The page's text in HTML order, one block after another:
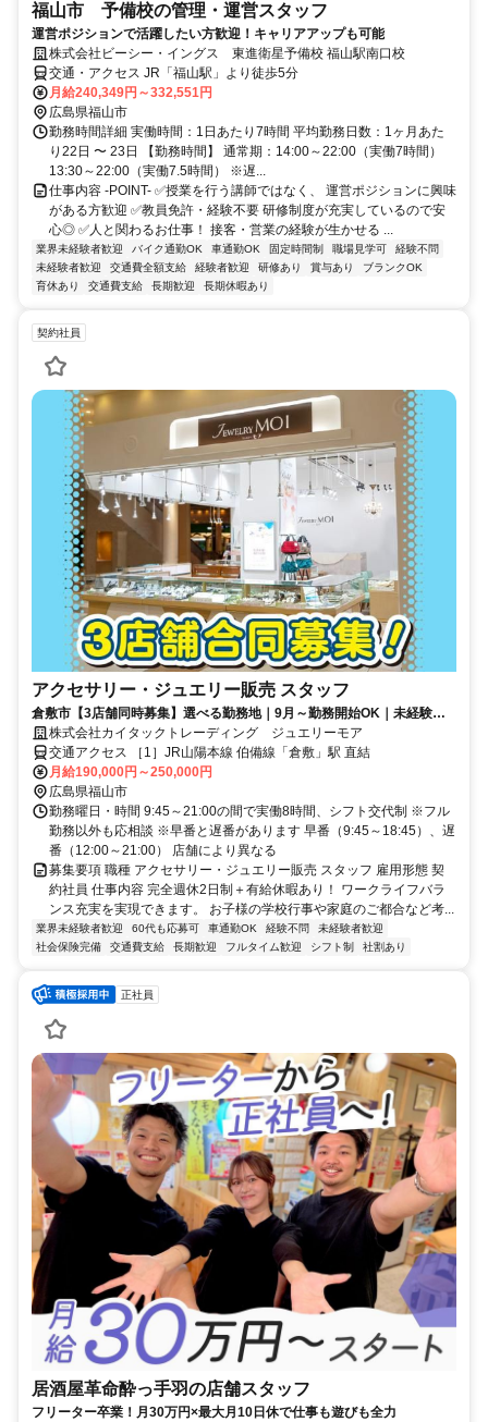
福山市 予備校の管理・運営スタッフ
運営ポジションで活躍したい方歓迎！キャリアアップも可能
株式会社ビーシー・イングス 東進衛星予備校 福山駅南口校
交通・アクセス JR「福山駅」より徒歩5分
月給240,349円～332,551円
広島県福山市
勤務時間詳細 実働時間：1日あたり7時間 平均勤務日数：1ヶ月あた
り22日 〜 23日 【勤務時間】 通常期：14:00～22:00（実働7時間）
13:30～22:00（実働7.5時間） ※遅...
仕事内容 -POINT- ✅授業を行う講師ではなく、 運営ポジションに興味
がある方歓迎 ✅教員免許・経験不要 研修制度が充実しているので安
心◎ ✅人と関わるお仕事！ 接客・営業の経験が生かせる ...
業界未経験者歓迎 バイク通勤OK 車通勤OK 固定時間制 職場見学可
経験不問
未経験者歓迎
交通費全額支給 経験者歓迎 研修あり 賞与あり
ブランクOK
育休あり
交通費支給 長期歓迎 長期休暇あり
契約社員
アクセサリー・ジュエリー販売 スタッフ
倉敷市【3店舗同時募集】選べる勤務地｜9月～勤務開始OK｜未経験歓
迎｜ノルマなし｜インセンティブあり
株式会社カイタックトレーディング ジュエリーモア
交通アクセス ［1］JR山陽本線 伯備線「倉敷」駅 直結
月給190,000円～250,000円
広島県福山市
勤務曜日・時間 9:45～21:00の間で実働8時間、シフト交代制 ※フル
勤務以外も応相談 ※早番と遅番があります 早番（9:45～18:45）、遅
番（12:00～21:00） 店舗により異なる
募集要項 職種 アクセサリー・ジュエリー販売 スタッフ 雇用形態 契
約社員 仕事内容 完全週休2日制＋有給休暇あり！ ワークライフバラ
ンス充実を実現できます。 お子様の学校行事や家庭のご都合など考...
業界未経験者歓迎 60代も応募可 車通勤OK 経験不問
未経験者歓迎
社会保険完備
交通費支給 長期歓迎 フルタイム歓迎 シフト制 社割あり
正社員
居酒屋革命酔っ手羽の店舗スタッフ
フリーター卒業！月30万円×最大月10日休で仕事も遊びも全力